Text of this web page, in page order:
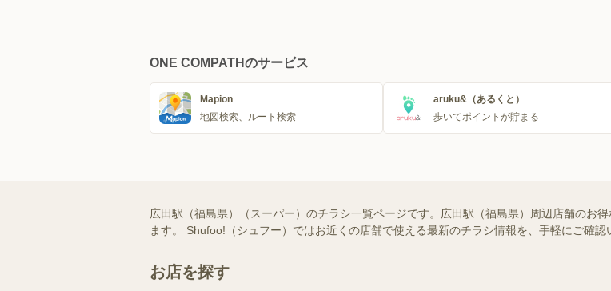
ONE COMPATHのサービス
Mapion
地図検索、ルート検索
aruku&（あるくと）
歩いてポイントが貯まる
広田駅（福島県）（スーパー）のチラシ一覧ページです。広田駅（福島県）周辺店舗のお
ます。 Shufoo!（シュフー）ではお近くの店舗で使える最新のチラシ情報を、手軽にご確認
お店を探す